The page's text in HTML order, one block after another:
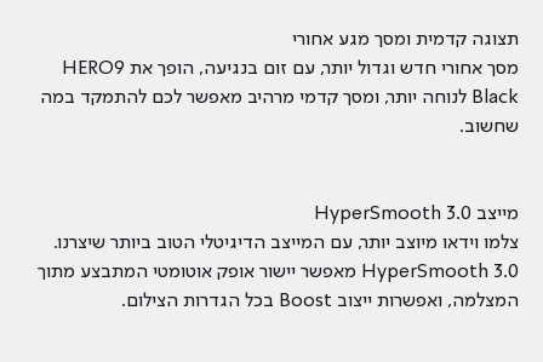
תצוגה קדמית ומסך מגע אחורי
מסך אחורי חדש וגדול יותר, עם זום בנגיעה, הופך את HERO9
Black לנוחה יותר, ומסך קדמי מרהיב מאפשר לכם להתמקד במה
שחשוב.
מייצב HyperSmooth 3.0
צלמו וידאו מיוצב יותר, עם המייצב הדיגיטלי הטוב ביותר שיצרנו.
HyperSmooth 3.0 מאפשר יישור אופק אוטומטי המתבצע מתוך
המצלמה, ואפשרות ייצוב Boost בכל הגדרות הצילום.